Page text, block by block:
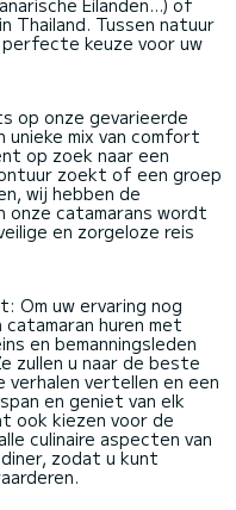
Eilanden...) of
Thailand. Tussen natuur
keuze voor uw
op onze gevarieerde
mix van comfort
op zoek naar een
zoekt of een groep
wij hebben de
onze catamarans wordt
en zorgeloze reis
Om uw ervaring nog
huren met
en bemanningsleden
zullen u naar de beste
verhalen vertellen en een
en geniet van elk
ook kiezen voor de
culinaire aspecten van
zodat u kunt